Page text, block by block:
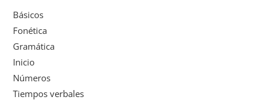
Básicos
Fonética
Gramática
Inicio
Números
Tiempos verbales